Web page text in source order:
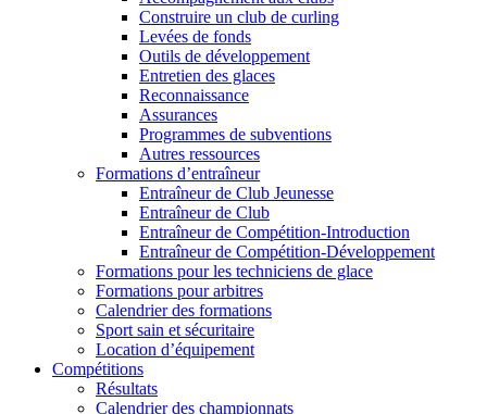
Construire un club de curling
Levées de fonds
Outils de développement
Entretien des glaces
Reconnaissance
Assurances
Programmes de subventions
Autres ressources
Formations d’entraîneur
Entraîneur de Club Jeunesse
Entraîneur de Club
Entraîneur de Compétition-Introduction
Entraîneur de Compétition-Développement
Formations pour les techniciens de glace
Formations pour arbitres
Calendrier des formations
Sport sain et sécuritaire
Location d’équipement
Compétitions
Résultats
Calendrier des championnats